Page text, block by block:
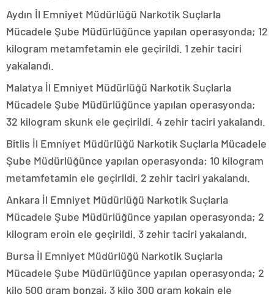
Aydın İl Emniyet Müdürlüğü Narkotik Suçlarla
Mücadele Şube Müdürlüğünce yapılan operasyonda; 12
kilogram metamfetamin ele geçirildi. 1 zehir taciri
yakalandı.
Malatya İl Emniyet Müdürlüğü Narkotik Suçlarla
Mücadele Şube Müdürlüğünce yapılan operasyonda;
32 kilogram skunk ele geçirildi. 4 zehir taciri yakalandı.
Bitlis İl Emniyet Müdürlüğü Narkotik Suçlarla Mücadele
Şube Müdürlüğünce yapılan operasyonda; 10 kilogram
metamfetamin ele geçirildi. 2 zehir taciri yakalandı.
Ankara İl Emniyet Müdürlüğü Narkotik Suçlarla
Mücadele Şube Müdürlüğünce yapılan operasyonda; 2
kilogram eroin ele geçirildi. 3 zehir taciri yakalandı.
Bursa İl Emniyet Müdürlüğü Narkotik Suçlarla
Mücadele Şube Müdürlüğünce yapılan operasyonda; 2
kilo 500 gram bonzai, 3 kilo 300 gram kokain ele